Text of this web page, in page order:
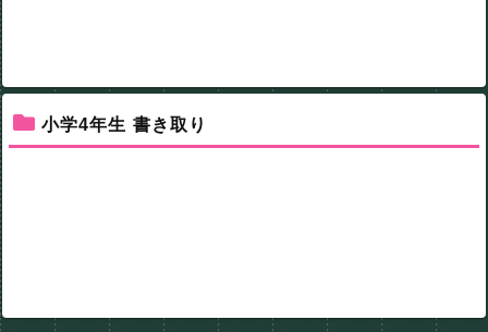
小学4年生 書き取り